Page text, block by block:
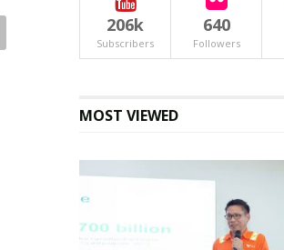
206k
Subscribers
640
Followers
MOST VIEWED